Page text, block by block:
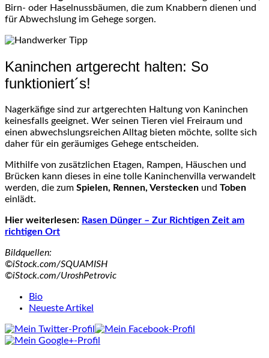
Birn- oder Haselnussbäumen, die zum Knabbern dienen und
für Abwechslung im Gehege sorgen.
Kaninchen artgerecht halten: So
funktioniert´s!
Nagerkäfige sind zur artgerechten Haltung von Kaninchen
keinesfalls geeignet. Wer seinen Tieren viel Freiraum und
einen abwechslungsreichen Alltag bieten möchte, sollte sich
daher für ein geräumiges Gehege entscheiden.
Mithilfe von zusätzlichen Etagen, Rampen, Häuschen und
Brücken kann dieses in eine tolle Kaninchenvilla verwandelt
werden, die zum Spielen, Rennen, Verstecken und Toben
einlädt.
Hier weiterlesen: Rasen Dünger – Zur Richtigen Zeit am
richtigen Ort
Bildquellen:
©iStock.com/SQUAMISH
©iStock.com/UroshPetrovic
following
tabs
change
Bio
Neueste Artikel